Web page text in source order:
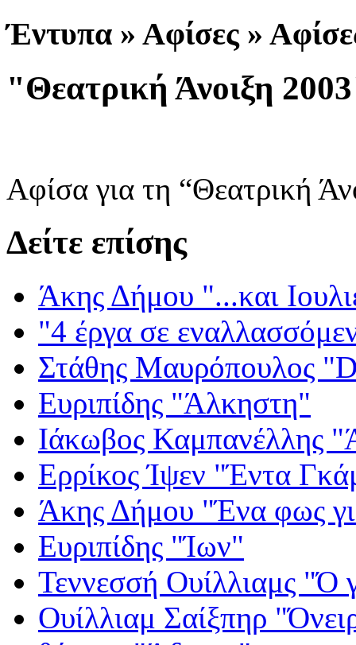
Έντυπα » Αφίσες »
"Θεατρική Άνοιξη
Αφίσα για τη “Θεατρική
Δείτε επίσης
Άκης Δήμου "...και
"4 έργα σε
Στάθης Μαυρόπουλος
Ευριπίδης "Άλκηστη"
Ιάκωβος Καμπανέλλης
Ερρίκος Ίψεν "Έντα
Άκης Δήμου "Ένα φως
Ευριπίδης "Ίων"
Τεννεσσή Ουίλλιαμς "Ό
Ουίλλιαμ Σαίξπηρ